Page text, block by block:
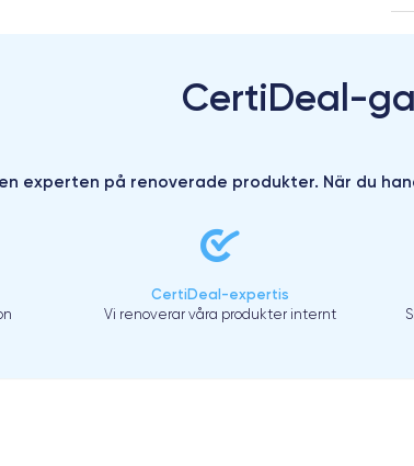
CertiDeal-
experten på renoverade produkter. När du
CertiDeal-expertis
Vi renoverar våra produkter internt